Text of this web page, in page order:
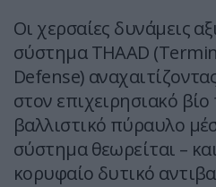
Οι χερσαίες δυνάμεις
σύστημα THAAD
Defense)
στον επιχειρησιακό
βαλλιστικό πύραυλο
σύστημα θεωρείται –
κορυφαίο δυτικό